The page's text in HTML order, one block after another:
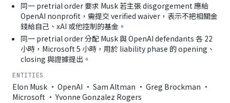
同一 pretrial order 要求 Musk 若主張 disgorgement 應給
OpenAI nonprofit，需提交 verified waiver，表示不把相關金
錢給自己、xAI 或他控制的基金。
同一 pretrial order 分配 Musk 與 OpenAI defendants 各 22
小時，Microsoft 5 小時，用於 liability phase 的 opening、
closing 與證據提出。
ENTITIES
Elon Musk · OpenAI · Sam Altman · Greg Brockman ·
Microsoft · Yvonne Gonzalez Rogers